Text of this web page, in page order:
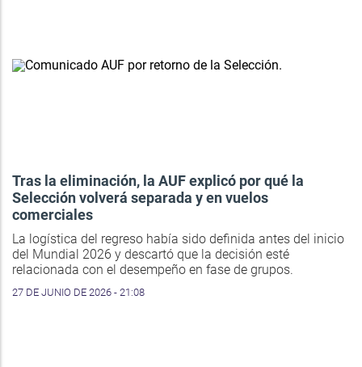
Tras la eliminación, la AUF explicó por qué la
Selección volverá separada y en vuelos
comerciales
La logística del regreso había sido definida antes del inicio
del Mundial 2026 y descartó que la decisión esté
relacionada con el desempeño en fase de grupos.
27 DE JUNIO DE 2026 - 21:08